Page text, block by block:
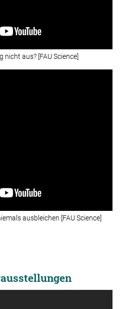
aus? [FAU Science]
ausbleichen [FAU Science]